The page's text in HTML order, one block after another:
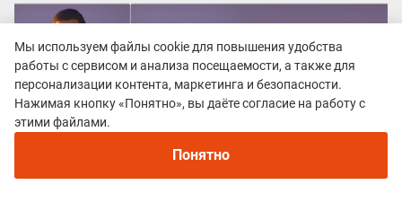
Мы используем файлы cookie для повышения удобства
работы с сервисом и анализа посещаемости, а также для
персонализации контента, маркетинга и безопасности.
Нажимая кнопку «Понятно», вы даёте согласие на работу с
этими файлами.
Понятно